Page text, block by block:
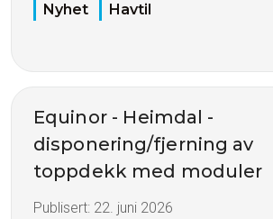
Nyhet
Havtil
Equinor - Heimdal -
disponering/fjerning av
toppdekk med moduler
Publisert: 22. juni 2026